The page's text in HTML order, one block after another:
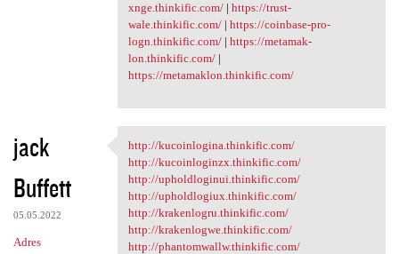
xnge.thinkific.com/| https://trust-
wale.thinkific.com/| https://coinbase-pro-
logn.thinkific.com/| https://metamak-
lon.thinkific.com/|
https://metamaklon.thinkific.com/
jack
Buffett
05.05.2022
Adres
http://kucoinlogina.thinkific
http://kucoinlogina.thinkific.com/
http://kucoinloginzx.thinkific.com/
http://upholdloginui.thinkific.com/
http://upholdlogiux.thinkific.com/
http://krakenlogru.thinkific.com/
http://krakenlogwe.thinkific.com/
http://phantomwallw.thinkific.com/